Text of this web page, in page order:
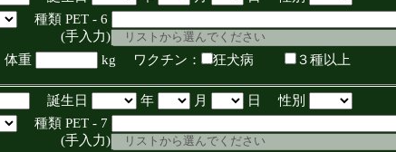
種類 PET - 6
力)
重 kg ワクチン： 狂犬病 ３種以上
誕生日 年 月
日 性別
種類 PET - 7
力)